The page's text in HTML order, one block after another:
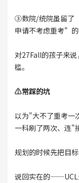
③数院/统院虽留了
申请不考虑重考”的
对27Fall的孩子来
槛。
⚠️常踩的坑
以为"大不了重考一
一科刷了两次、连"
规划的时候先把目
说回实在的——UCL